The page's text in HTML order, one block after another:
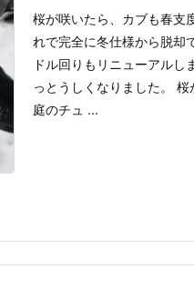
桜が咲いたら、カブも春支
れで完全に冬仕様から脱却
ドル回りもリニューアルし
っとうしくなりました。 桜
庭のチュ ...